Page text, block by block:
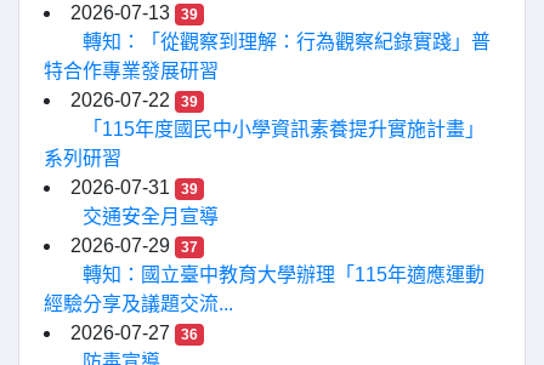
2026-07-13
39
轉知：「從觀察到理解：行為觀察紀錄實踐」普
特合作專業發展研習
2026-07-22
39
「115年度國民中小學資訊素養提升實施計畫」
系列研習
2026-07-31
39
交通安全月宣導
2026-07-29
37
轉知：國立臺中教育大學辦理「115年適應運動
經驗分享及議題交流...
2026-07-27
36